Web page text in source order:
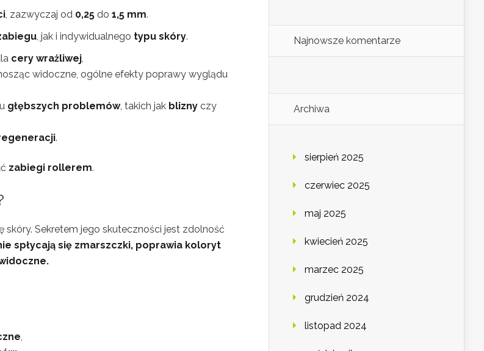
, zazwyczaj od 0,25 do 1,5 mm.
, jak i indywidualnego typu skóry.
cery wrażliwej,
widoczne, ogólne efekty poprawy wyglądu
głębszych problemów, takich jak blizny czy
.
zabiegi rollerem.
Sekretem jego skuteczności jest zdolność
spłycają się zmarszczki, poprawia koloryt
,
Najnowsze komentarze
Archiwa
sierpień 2025
czerwiec 2025
maj 2025
kwiecień 2025
marzec 2025
grudzień 2024
listopad 2024